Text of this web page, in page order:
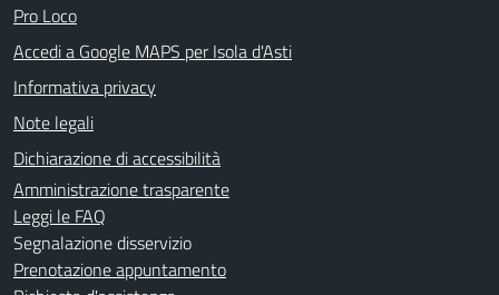
Pro Loco
Accedi a Google MAPS per Isola d'Asti
Informativa privacy
Note legali
Dichiarazione di accessibilità
Amministrazione trasparente
Leggi le FAQ
Segnalazione disservizio
Prenotazione appuntamento